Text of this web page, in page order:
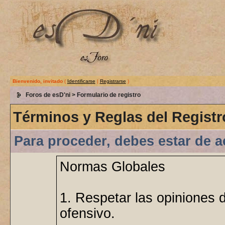
Bienvenido, invitado( Identificarse | Registrarse )
Foros de esD'ni> Formulario de registro
Términos y Reglas del
Para proceder, debes estar de
Normas Globales
1. Respetar las opiniones
ofensivo.